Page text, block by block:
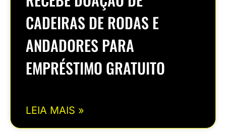
CADEIRAS DE RODAS E
ANDADORES PARA
EMPRÉSTIMO GRATUITO
LEIA MAIS »